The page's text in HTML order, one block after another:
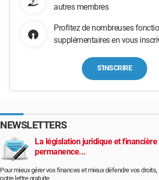
autres membres
Profitez de nombreuses
supplémentaires en vous
S'INSCRIRE
NEWSLETTERS
La législation juridique et financière
permanence...
Pour mieux gérer vos finances et mieux défendre vos
notre lettre gratuite.